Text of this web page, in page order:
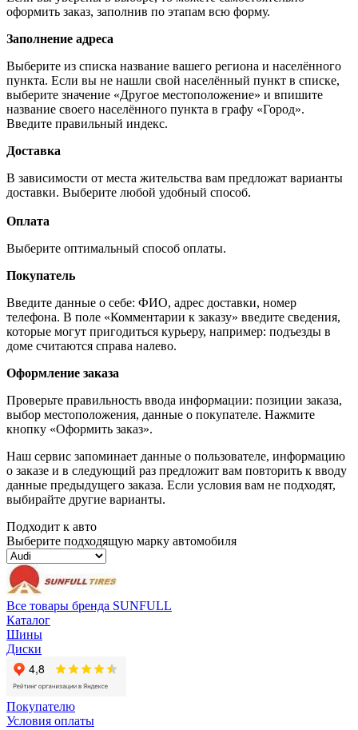
оформить заказ, заполнив по этапам всю форму.
Заполнение адреса
Выберите из списка название вашего региона и населённого
пункта. Если вы не нашли свой населённый пункт в списке,
выберите значение «Другое местоположение» и впишите
название своего населённого пункта в графу «Город».
Введите правильный индекс.
Доставка
В зависимости от места жительства вам предложат варианты
доставки. Выберите любой удобный способ.
Оплата
Выберите оптимальный способ оплаты.
Покупатель
Введите данные о себе: ФИО, адрес доставки, номер
телефона. В поле «Комментарии к заказу» введите сведения,
которые могут пригодиться курьеру, например: подъезды в
доме считаются справа налево.
Оформление заказа
Проверьте правильность ввода информации: позиции заказа,
выбор местоположения, данные о покупателе. Нажмите
кнопку «Оформить заказ».
Наш сервис запоминает данные о пользователе, информацию
о заказе и в следующий раз предложит вам повторить к вводу
данные предыдущего заказа. Если условия вам не подходят,
выбирайте другие варианты.
Подходит к авто
Выберите подходящую марку автомобиля
Все товары бренда SUNFULL
Каталог
Шины
Диски
Покупателю
Условия оплаты